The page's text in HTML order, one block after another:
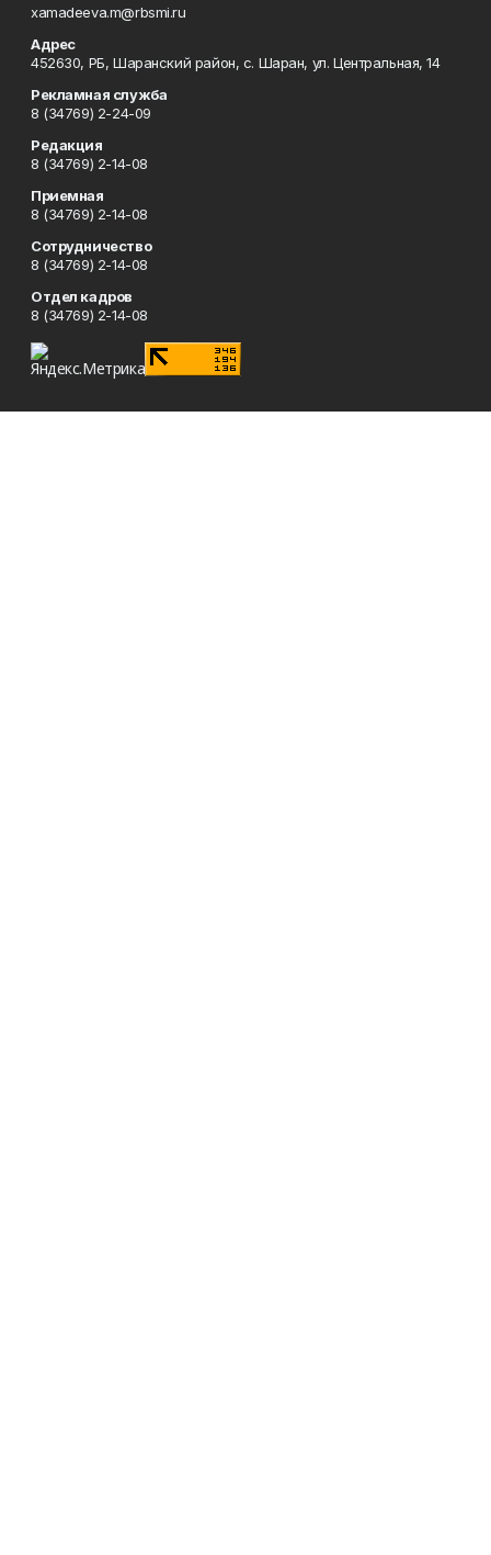
xamadeeva.m@rbsmi.ru
Адрес
452630, РБ, Шаранский район, с. Шаран, ул. Центральная, 14
Рекламная служба
8 (34769) 2-24-09
Редакция
8 (34769) 2-14-08
Приемная
8 (34769) 2-14-08
Сотрудничество
8 (34769) 2-14-08
Отдел кадров
8 (34769) 2-14-08